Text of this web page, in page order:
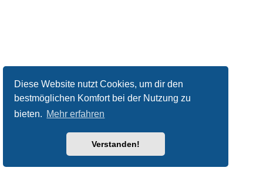
Diese Website nutzt Cookies, um dir den
bestmöglichen Komfort bei der Nutzung zu
bieten. Mehr erfahren
Verstanden!